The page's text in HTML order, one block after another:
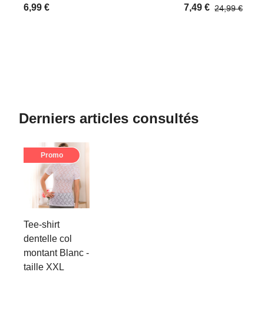
6,99 €
7,49 € 24,99 €
Derniers articles consultés
Promo
Tee-shirt
dentelle col
montant Blanc -
taille XXL